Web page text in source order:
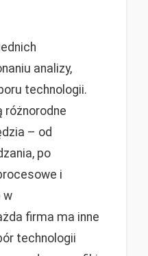
analizy,
technologii.
różnorodne
– od
po
i
w
firma ma inne
technologii